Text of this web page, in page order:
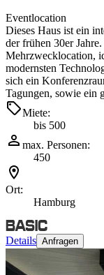
Eventlocation
Dieses Haus ist ein
der frühen 30er
Mehrzwecklocation,
modernsten
sich ein
Tagungen, sowie ein
Miete:
bis 500
max. Personen:
450
Ort:
Hamburg
Details Anfragen